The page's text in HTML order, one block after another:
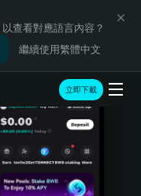
以查看對應語言內容？
繼續使用繁體中文
立即下載